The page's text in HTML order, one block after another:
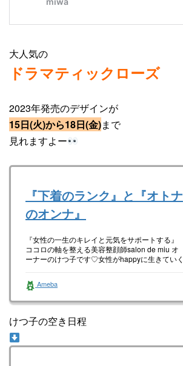
大人気の
ドラマティックローズ
2023年発売のデザインが
15日(火)から18日(金)まで
見れますよー
『下着のランク』と『オトナ
のオンナ』
『女性の一生のキレイと元気をサポートする』
ココロの軸を整える美容整顔師salon de miu オ
ーナーのけつ子です♡女性がhappyに生きていく
Ameba
けつ子の空き日程